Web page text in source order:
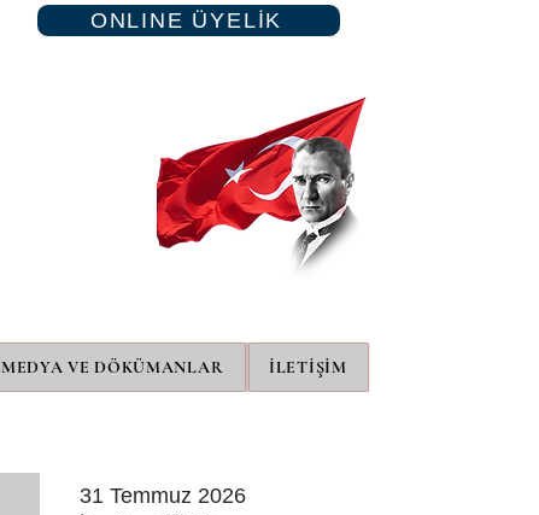
ONLINE ÜYELİK
MEDYA VE DÖKÜMANLAR İLETİŞİM
31 Temmuz 2026